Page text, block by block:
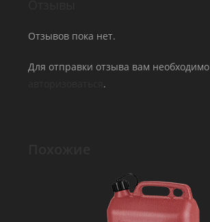
Отзывов пока нет.
Для отправки отзыва вам необходимо
.